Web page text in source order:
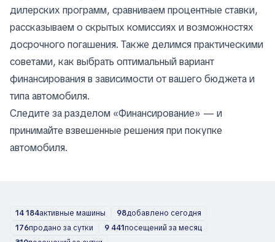
дилерских программ, сравниваем процентные ставки,
рассказываем о скрытых комиссиях и возможностях
досрочного погашения. Также делимся практическими
советами, как выбрать оптимальный вариант
финансирования в зависимости от вашего бюджета и
типа автомобиля.
Следите за разделом «Финансирование» — и
принимайте взвешенные решения при покупке
автомобиля.
14 184активные машины 98добавлено сегодня
176продано за сутки 9 441посещений за месяц